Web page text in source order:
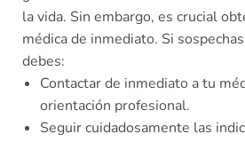
la vida. Sin embargo, es crucial
médica de inmediato. Si
debes:
Contactar de inmediato a tu
orientación profesional.
Seguir cuidadosamente las